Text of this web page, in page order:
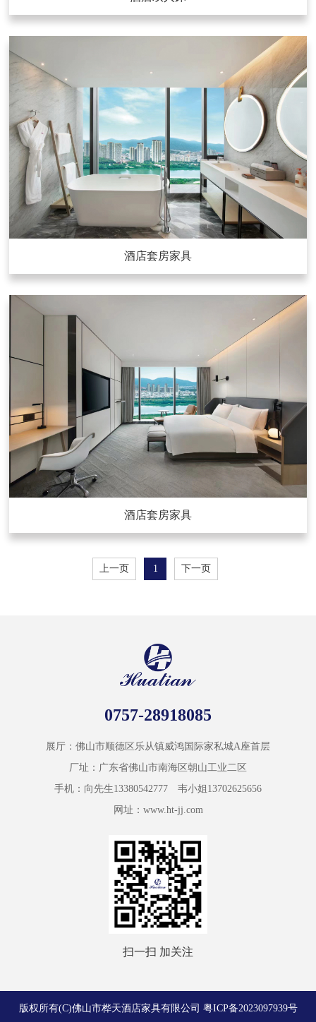
酒店套房家具
酒店套房家具
上一页 1 下一页
0757-28918085
展厅：佛山市顺德区乐从镇威鸿国际家私城A座首层
厂址：广东省佛山市南海区朝山工业二区
手机：向先生13380542777 韦小姐13702625656
网址：www.ht-jj.com
扫一扫 加关注
版权所有(C)佛山市桦天酒店家具有限公司 粤ICP备2023097939号